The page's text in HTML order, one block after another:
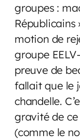
groupes :
Républicains
motion de
groupe
preuve de
fallait que le
chandelle.
gravité de ce
(comme le